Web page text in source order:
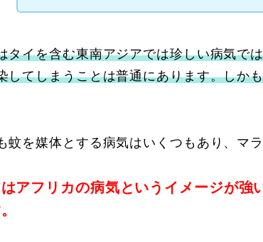
タイを含む東南アジアでは珍しい病気で
してしまうことは普通にあります。しか
蚊を媒体とする病気はいくつもあり、マ
アフリカの病気というイメージが強